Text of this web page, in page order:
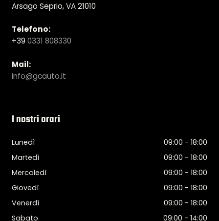
Arsago Seprio, VA 21010
Telefono:
+39 0331 808330
Mail:
info@gcauto.it
I nostri orari
Lunedì
09:00 - 18:00
Martedì
09:00 - 18:00
Mercoledì
09:00 - 18:00
Giovedì
09:00 - 18:00
Venerdì
09:00 - 18:00
Sabato
09:00 - 14:00